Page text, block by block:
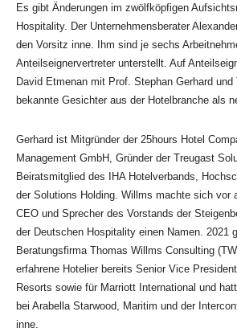
Es gibt Änderungen im zwölfköpfigen
Hospitality. Der Unternehmensberater
den Vorsitz inne. Ihm sind je sechs
Anteilseignervertreter unterstellt. Auf
David Etmenan mit Prof. Stephan Gerhard
bekannte Gesichter aus der Hotelbranche als
Gerhard ist Mitgründer der 25hours Hotel
Management GmbH, Gründer der Treugast
Beiratsmitglied des IHA Hotelverbands,
der Solutions Holding. Willms machte sich vor
CEO und Sprecher des Vorstands der
der Deutschen Hospitality einen Namen. 2021
Beratungsfirma Thomas Willms Consulting
erfahrene Hotelier bereits Senior Vice
Resorts sowie für Marriott International und
bei Arabella Starwood, Maritim und der
inne.